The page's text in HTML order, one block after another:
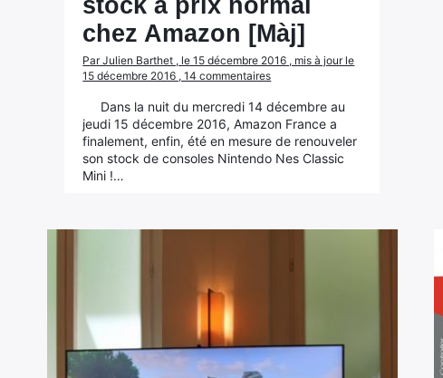
stock à prix normal
chez Amazon [Màj]
Par Julien Barthet , le 15 décembre 2016 , mis à jour le
15 décembre 2016 , 14 commentaires
Dans la nuit du mercredi 14 décembre au
jeudi 15 décembre 2016, Amazon France a
finalement, enfin, été en mesure de renouveler
son stock de consoles Nintendo Nes Classic
Mini !…